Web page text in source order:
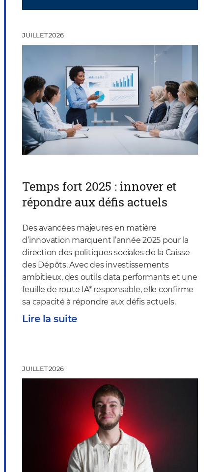
Temps fort 2025 : innover et
répondre aux défis actuels
Des avancées majeures en matière
d’innovation marquent l’année 2025 pour la
direction des politiques sociales de la Caisse
des Dépôts. Avec des investissements
ambitieux, des outils data performants et une
feuille de route IA* responsable, elle confirme
sa capacité à répondre aux défis actuels.
JUILLET 2026
Lire la suite
JUILLET 2026